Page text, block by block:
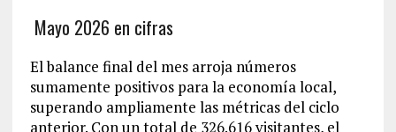
Mayo 2026 en cifras
El balance final del mes arroja números
sumamente positivos para la economía local,
superando ampliamente las métricas del ciclo
anterior. Con un total de 326.616 visitantes, el